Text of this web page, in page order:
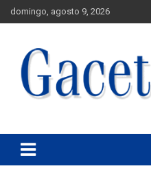
domingo, agosto 9, 2026
Gaceta UACJ